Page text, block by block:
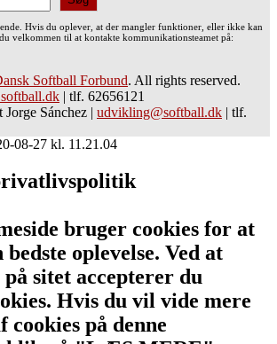
Hvis du oplever, at der mangler funktioner, eller ikke kan
velkommen til at kontakte kommunikationsteamet på:
Softball Forbund. All rights reserved.
| tlf. 62656121
Sánchez | udvikling@softball.dk | tlf.
bruger cookies for at
oplevelse. Ved at
sitet accepterer du
Hvis du vil vide mere
cookies på denne